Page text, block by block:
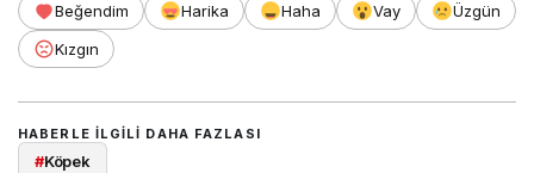
Beğendim Harika Haha Vay
Üzgün
Kızgın
HABERLE ILGILI DAHA FAZLASI
#Köpek